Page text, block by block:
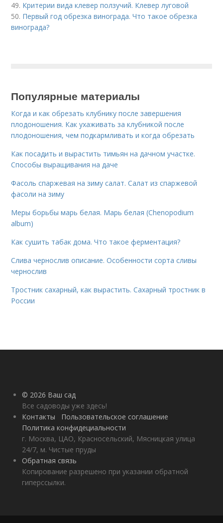
49. Критерии вида клевер ползучий. Клевер луговой
50. Первый год обрезка винограда. Что такое обрезка
винограда?
Популярные материалы
Когда и как обрезать клубнику после завершения
плодоношения. Как ухаживать за клубникой после
плодоношения, чем подкармливать и когда обрезать
Как посадить и вырастить тимьян на дачном участке.
Способы выращивания на даче
Фасоль спаржевая на зиму салат. Салат из спаржевой
фасоли на зиму
Меры борьбы марь белая. Марь белая (Chenopodium
album)
Как сушить табак дома. Что такое ферментация?
Слива чернослив описание. Особенности сорта сливы
чернослив
Тростник сахарный, как вырастить. Сахарный тростник в
России
© 2026 Ваш сад
Все садоводы уже здесь!
Контакты
Пользовательское соглашение
Политика конфидециальности
г. Москва, ЦАО, Красносельский, Мясницкая улица
24/7, м. Чистые пруды
Обратная связь
Копирование разрешено при указании обратной
гиперссылки.